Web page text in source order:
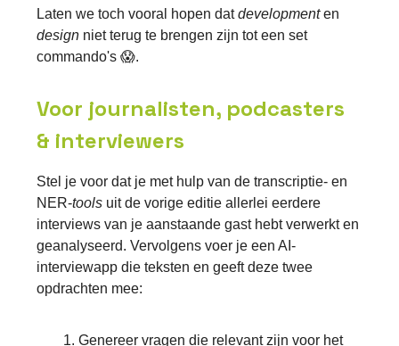
Laten we toch vooral hopen datdevelopmenten
design niet terug te brengen zijn tot een set
commando's 😱.
Voor journalisten, podcasters
& interviewers
Stel je voor dat je met hulp van de transcriptie- en
NER-tools uit de vorige editie allerlei eerdere
interviews van je aanstaande gast hebt verwerkt en
geanalyseerd. Vervolgens voer je een AI-
interviewapp die teksten en geeft deze twee
opdrachten mee:
Genereer vragen die relevant zijn voor het